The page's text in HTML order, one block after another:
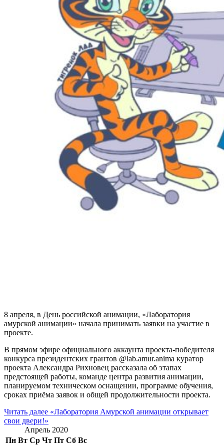
8 апреля, в День российской анимации, «Лаборатория
амурской анимации» начала принимать заявки на участие в
проекте.
В прямом эфире официального аккаунта проекта-победителя
конкурса президентских грантов @lab.amur.anima куратор
проекта Александра Рихновец рассказала об этапах
предстоящей работы, команде центра развития анимации,
планируемом техническом оснащении, программе обучения,
сроках приёма заявок и общей продолжительности проекта.
Читать далее «Лаборатория Амурской анимации открывает
свои двери!»
Апрель 2020
Пн Вт Ср Чт Пт Сб Вс